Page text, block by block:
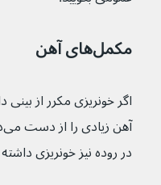
مکمل‌های آهن
اگر خونریزی مکرر از بینی
در روده نیز خونریزی